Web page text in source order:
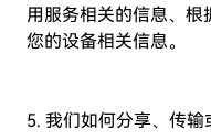
用服务相关的信息、
您的设备相关信息。
5. 我们如何分享、传